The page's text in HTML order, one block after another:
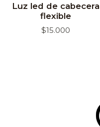
Luz led de cabecera
flexible
$15.000